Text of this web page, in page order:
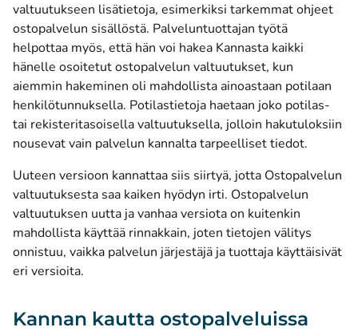
valtuutukseen lisätietoja, esimerkiksi tarkemmat ohjeet
ostopalvelun sisällöstä. Palveluntuottajan työtä
helpottaa myös, että hän voi hakea Kannasta kaikki
hänelle osoitetut ostopalvelun valtuutukset, kun
aiemmin hakeminen oli mahdollista ainoastaan potilaan
henkilötunnuksella. Potilastietoja haetaan joko potilas-
tai rekisteritasoisella valtuutuksella, jolloin hakutuloksiin
nousevat vain palvelun kannalta tarpeelliset tiedot.
Uuteen versioon kannattaa siis siirtyä, jotta Ostopalvelun
valtuutuksesta saa kaiken hyödyn irti. Ostopalvelun
valtuutuksen uutta ja vanhaa versiota on kuitenkin
mahdollista käyttää rinnakkain, joten tietojen välitys
onnistuu, vaikka palvelun järjestäjä ja tuottaja käyttäisivät
eri versioita.
Kannan kautta ostopalveluissa